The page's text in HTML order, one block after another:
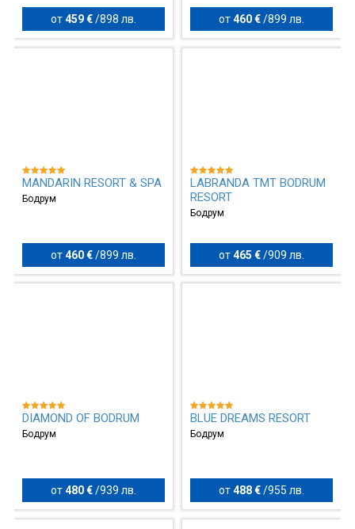
от459 € /898 лв. от460 €/899 лв.
MANDARIN RESORT & SPA
Бодрум
от460 € /899 лв.
LABRANDA TMT BODRUM
RESORT
Бодрум
от465 €/909 лв.
DIAMOND OF BODRUM
Бодрум
от480 € /939 лв.
BLUE DREAMS RESORT
Бодрум
от488 €/955 лв.